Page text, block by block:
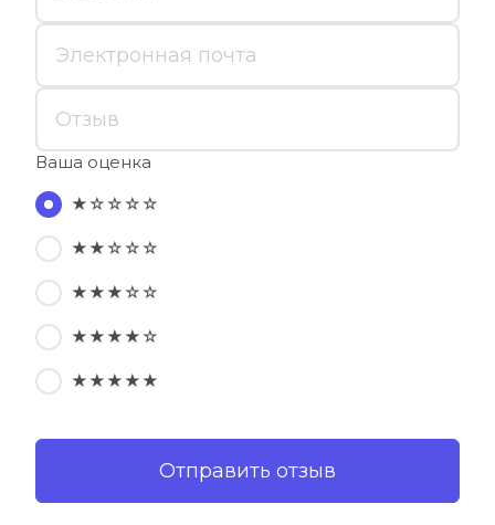
Ваша оценка
★☆☆☆☆
★★☆☆☆
★★★☆☆
★★★★☆
★★★★★
Отправить отзыв